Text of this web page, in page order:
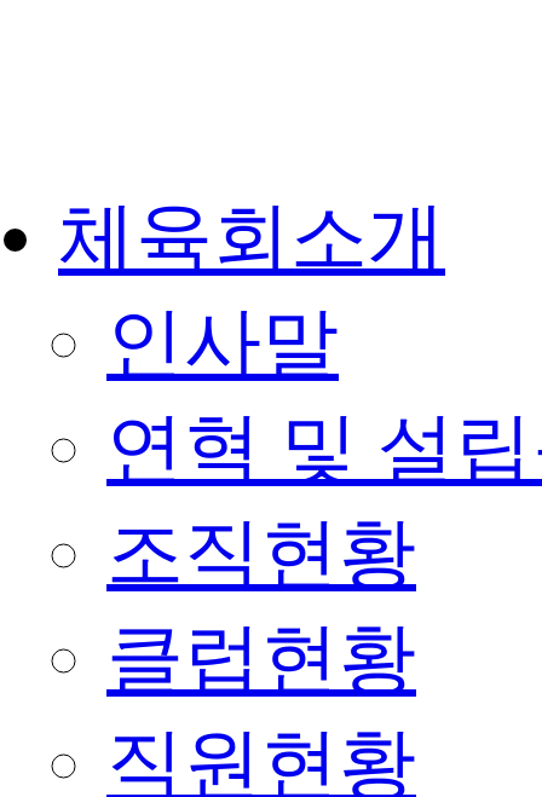
체육회소개
인사말
연혁 및 설
조직현황
클럽현황
직원현황